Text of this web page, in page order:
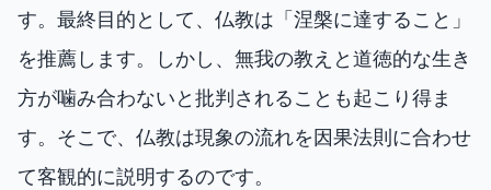
す。最終目的として、仏教は「涅槃に達すること」
を推薦します。しかし、無我の教えと道徳的な生き
方が噛み合わないと批判されることも起こり得ま
す。そこで、仏教は現象の流れを因果法則に合わせ
て客観的に説明するのです。